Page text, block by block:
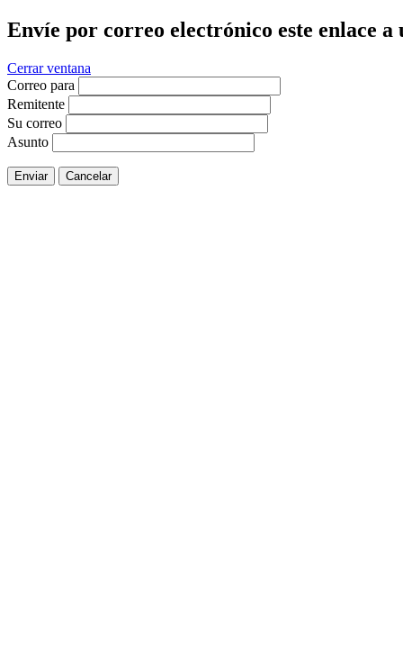
Envíe por correo electrónico este enlace a
Cerrar ventana
Correo para
Remitente
Su correo
Asunto
Enviar Cancelar